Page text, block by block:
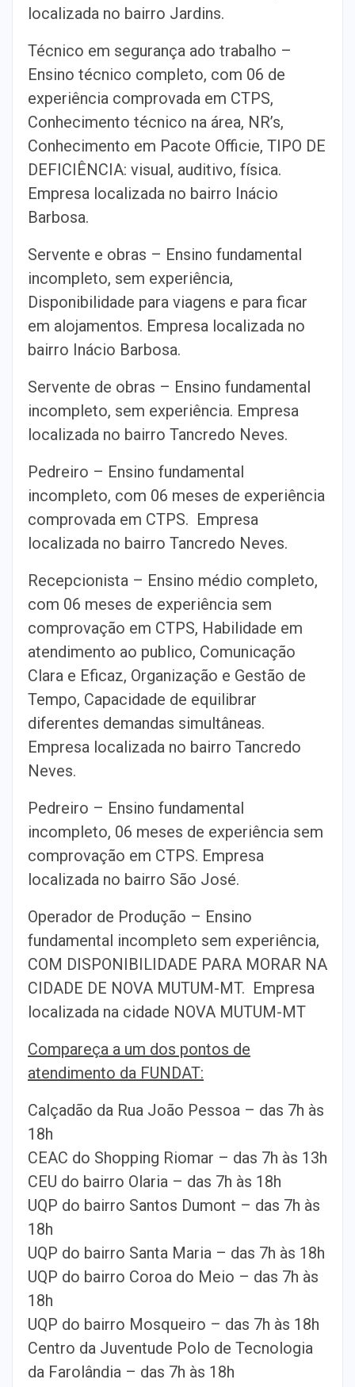
localizada no bairro Jardins.
Técnico em segurança ado trabalho –
Ensino técnico completo, com 06 de
experiência comprovada em CTPS,
Conhecimento técnico na área, NR’s,
Conhecimento em Pacote Officie, TIPO DE
DEFICIÊNCIA: visual, auditivo, física.
Empresa localizada no bairro Inácio
Barbosa.
Servente e obras – Ensino fundamental
incompleto, sem experiência,
Disponibilidade para viagens e para ficar
em alojamentos. Empresa localizada no
bairro Inácio Barbosa.
Servente de obras – Ensino fundamental
incompleto, sem experiência. Empresa
localizada no bairro Tancredo Neves.
Pedreiro – Ensino fundamental
incompleto, com 06 meses de experiência
comprovada em CTPS. Empresa
localizada no bairro Tancredo Neves.
Recepcionista – Ensino médio completo,
com 06 meses de experiência sem
comprovação em CTPS, Habilidade em
atendimento ao publico, Comunicação
Clara e Eficaz, Organização e Gestão de
Tempo, Capacidade de equilibrar
diferentes demandas simultâneas.
Empresa localizada no bairro Tancredo
Neves.
Pedreiro – Ensino fundamental
incompleto, 06 meses de experiência sem
comprovação em CTPS. Empresa
localizada no bairro São José.
Operador de Produção – Ensino
fundamental incompleto sem experiência,
COM DISPONIBILIDADE PARA MORAR NA
CIDADE DE NOVA MUTUM-MT. Empresa
localizada na cidade NOVA MUTUM-MT
Compareça a um dos pontos de
atendimento da FUNDAT:
Calçadão da Rua João Pessoa – das 7h às
18h
CEAC do Shopping Riomar – das 7h às 13h
CEU do bairro Olaria – das 7h às 18h
UQP do bairro Santos Dumont – das 7h às
18h
UQP do bairro Santa Maria – das 7h às 18h
UQP do bairro Coroa do Meio – das 7h às
18h
UQP do bairro Mosqueiro – das 7h às 18h
Centro da Juventude Polo de Tecnologia
da Farolândia – das 7h às 18h